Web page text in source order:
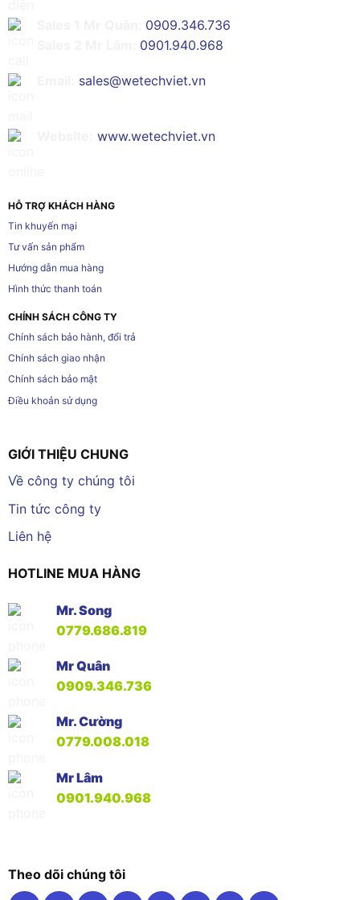
0909.346.736
0901.940.968
sales@wetechviet.vn
www.wetechviet.vn
HỖ TRỢ KHÁCH HÀNG
Tin khuyến mại
Tư vấn sản phẩm
Hướng dẫn mua hàng
Hình thức thanh toán
CHÍNH SÁCH CÔNG TY
Chính sách bảo hành, đổi trả
Chính sách giao nhận
Chính sách bảo mật
Điều khoản sử dụng
GIỚI THIỆU CHUNG
Về công ty chúng tôi
Tin tức công ty
Liên hệ
HOTLINE MUA HÀNG
Mr. Song
0779.686.819
Mr Quân
0909.346.736
Mr. Cường
0779.008.018
Mr Lâm
0901.940.968
Theo dõi chúng tôi